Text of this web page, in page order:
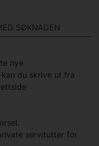
SØKNADEN
nye
du skrive ut fra
servitutter for